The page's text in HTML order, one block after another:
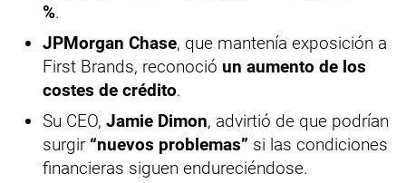
%.
JPMorgan Chase, que mantenía exposición a
First Brands, reconoció un aumento de los
costes de crédito.
Su CEO, Jamie Dimon, advirtió de que podrían
surgir “nuevos problemas” si las condiciones
financieras siguen endureciéndose.